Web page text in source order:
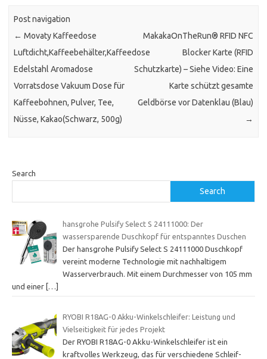
Post navigation
← Movaty Kaffeedose
Luftdicht,Kaffeebehälter,Kaffeedose
Edelstahl Aromadose
Vorratsdose Vakuum Dose für
Kaffeebohnen, Pulver, Tee,
Nüsse, Kakao(Schwarz, 500g)
MakakaOnTheRun® RFID NFC
Blocker Karte (RFID
Schutzkarte) – Siehe Video: Eine
Karte schützt gesamte
Geldbörse vor Datenklau (Blau)
→
Search
Search
hansgrohe Pulsify Select S 24111000: Der
wassersparende Duschkopf für entspanntes Duschen
Der hansgrohe Pulsify Select S 24111000 Duschkopf
vereint moderne Technologie mit nachhaltigem
Wasserverbrauch. Mit einem Durchmesser von 105 mm
und einer […]
RYOBI R18AG-0 Akku-Winkelschleifer: Leistung und
Vielseitigkeit für jedes Projekt
Der RYOBI R18AG-0 Akku-Winkelschleifer ist ein
kraftvolles Werkzeug, das für verschiedene Schleif-